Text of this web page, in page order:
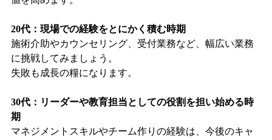
20代：現場での経験をとにかく積む時期
施術介助やカウンセリング、受付業務など、幅広い業務
に挑戦してみましょう。
失敗も成長の糧になります。
30代：リーダーや教育担当としての役割を担い始める時
期
マネジメントスキルやチーム作りの経験は、今後のキャ